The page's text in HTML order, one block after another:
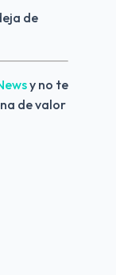
de
y no te
de valor